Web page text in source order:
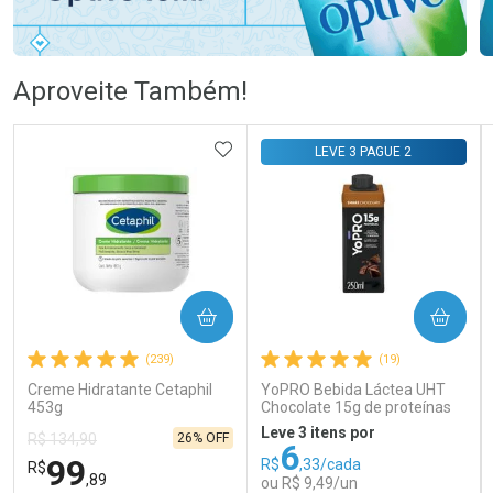
Comprar sem Desconto
Comprar sem Desconto
Comprar sem Desconto
Por R$ 76,99/cada
Comprar sem Desconto
Por R$ 76,99/cada
Aproveite Também!
(239)
Creme Hidratante Cetaphil
453g
R$ 134,90
R$99,89
26% OFF
ADICIONAR AOS FAVORITOS
COMPRAR
(19)
YoPRO Bebida Láctea UHT
Chocolate 15g de proteínas
250ml
LEVE 3 PAGUE 2
Leve 3 itens por
R$6,33/cada
ou R$ 9,49/un
COMPRAR